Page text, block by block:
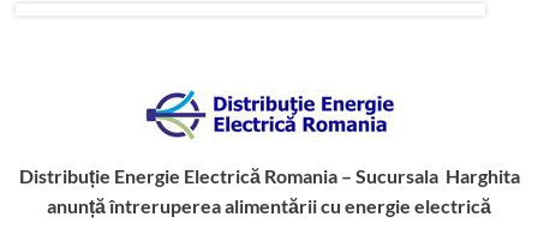
Distribuție Energie Electrică Romania – Sucursala Harghita
anunță întreruperea alimentării cu energie electrică